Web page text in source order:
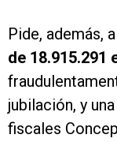
Pide, además,
de 18.915.291
jubilación, y una
fiscales